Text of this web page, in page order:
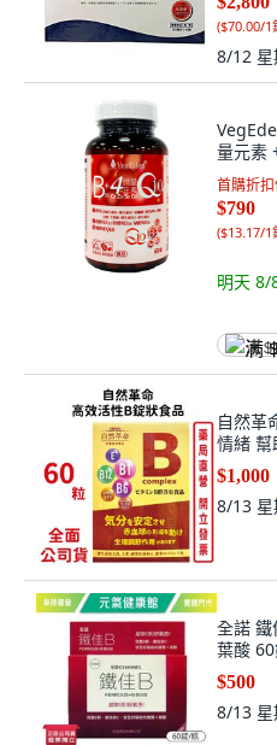
($70.00/1
8/12 星
量元素
首購折
$790
($13.17/1
明天 8/
满
自然革
情緒 幫
$1,000
8/13 星
全諾 鐵
葉酸
$500
8/13 星